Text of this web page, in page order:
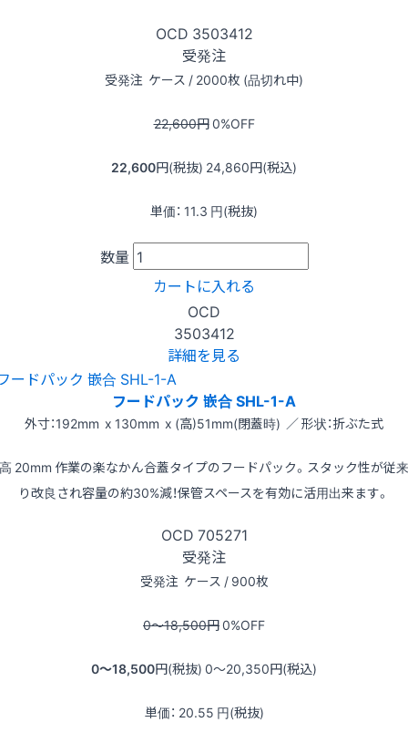
OCD 3503412
受発注
受発注 ケース / 2000枚 (品切れ中)
22,600円0%OFF
22,600円(税抜) 24,860円(税込)
単価： 11.3 円(税抜)
数量
カートに入れる
OCD
3503412
詳細を見る
フードパック 嵌合 SHL-1-A
外寸：192mm x 130mm x (高)51mm(閉蓋時) ／ 形状：折ぶた式
20mm 作業の楽なかん合蓋タイプのフードパック。スタック性が従
り改良され容量の約30%減！保管スペースを有効に活用出来ます。
OCD 705271
受発注
受発注 ケース / 900枚
0〜18,500円0%OFF
0〜18,500円(税抜) 0〜20,350円(税込)
単価： 20.55 円(税抜)